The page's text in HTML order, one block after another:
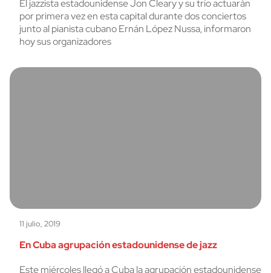
El jazzista estadounidense Jon Cleary y su trío actuarán
por primera vez en esta capital durante dos conciertos
junto al pianista cubano Ernán López Nussa, informaron
hoy sus organizadores
11 julio, 2019
En Cuba agrupación estadounidense de jazz
Este miércoles llegó a Cuba la agrupación estadounidense